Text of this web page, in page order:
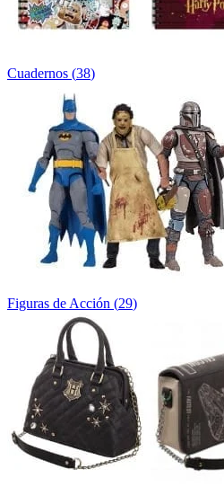
Cuadernos (38)
Figuras de Acción (29)